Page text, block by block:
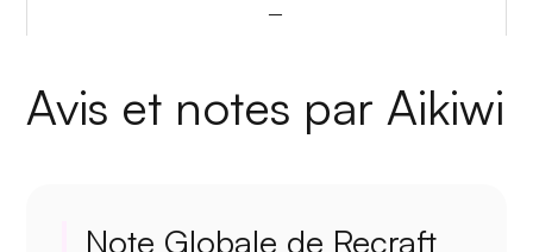
–
Avis et notes par Aikiwi
Note Globale de Recraft